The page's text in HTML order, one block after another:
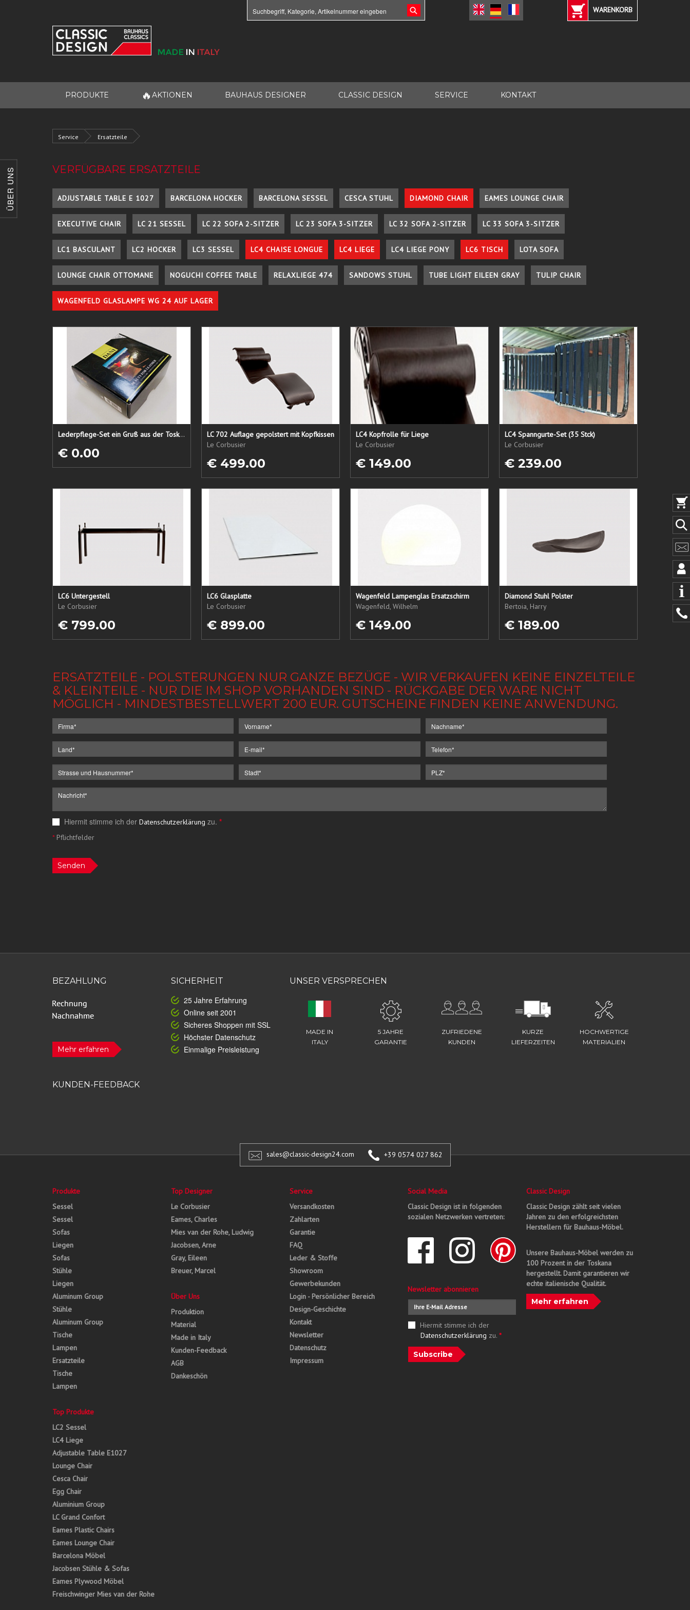
ÜBER UNS
WARENKORB
PRODUKTE 🔥 AKTIONEN BAUHAUS DESIGNER CLASSIC DESIGN SERVICE KONTAKT
Service Ersatzteile
VERFÜGBARE ERSATZTEILE
ADJUSTABLE TABLE E 1027 BARCELONA HOCKER BARCELONA SESSEL CESCA STUHL DIAMOND CHAIR EAMES LOUNGE CHAIR
EXECUTIVE CHAIR LC 21 SESSEL LC 22 SOFA 2-SITZER LC 23 SOFA 3-SITZER LC 32 SOFA 2-SITZER LC 33 SOFA 3-SITZER
LC1 BASCULANT LC2 HOCKER LC3 SESSEL LC4 CHAISE LONGUE LC4 LIEGE LC4 LIEGE PONY LC6 TISCH LOTA SOFA
LOUNGE CHAIR OTTOMANE NOGUCHI COFFEE TABLE RELAXLIEGE 474 SANDOWS STUHL TUBE LIGHT EILEEN GRAY TULIP CHAIR
WAGENFELD GLASLAMPE WG 24 AUF LAGER
Lederpflege-Set ein Gruß aus der Toskana...
€ 0.00
LC 702 Auflage gepolstert mit Kopfkissen
Le Corbusier
€ 499.00
LC4 Kopfrolle für Liege
Le Corbusier
€ 149.00
LC4 Spanngurte-Set (35 Stck)
Le Corbusier
€ 239.00
LC6 Untergestell
Le Corbusier
€ 799.00
LC6 Glasplatte
Le Corbusier
€ 899.00
Wagenfeld Lampenglas Ersatzschirm
Wagenfeld, Wilhelm
€ 149.00
Diamond Stuhl Polster
Bertoia, Harry
€ 189.00
ERSATZTEILE - POLSTERUNGEN NUR GANZE BEZÜGE - WIR VERKAUFEN KEINE EINZELTEILE
& KLEINTEILE - NUR DIE IM SHOP VORHANDEN SIND - RÜCKGABE DER WARE NICHT
MÖGLICH - MINDESTBESTELLWERT 200 EUR. GUTSCHEINE FINDEN KEINE ANWENDUNG.
Hiermit stimme ich der Datenschutzerklärung zu. *
*Pflichtfelder
Senden
BEZAHLUNG
Mehr erfahren
SICHERHEIT
25 Jahre Erfahrung
Online seit 2001
Sicheres Shoppen mit SSL
Höchster Datenschutz
Einmalige Preisleistung
UNSER VERSPRECHEN
MADE IN
ITALY
5 JAHRE
GARANTIE
ZUFRIEDENE
KUNDEN
KURZE
LIEFERZEITEN
HOCHWERTIGE
MATERIALIEN
KUNDEN-FEEDBACK
sales@classic-design24.com +39 0574 027 862
Produkte
Sessel
Sessel
Sofas
Liegen
Sofas
Stühle
Liegen
Aluminum Group
Stühle
Aluminum Group
Tische
Lampen
Ersatzteile
Tische
Lampen
Top Produkte
LC2 Sessel
LC4 Liege
Adjustable Table E1027
Lounge Chair
Cesca Chair
Egg Chair
Aluminium Group
LC Grand Confort
Eames Plastic Chairs
Eames Lounge Chair
Barcelona Möbel
Jacobsen Stühle & Sofas
Eames Plywood Möbel
Freischwinger Mies van der Rohe
Top Designer
Le Corbusier
Eames, Charles
Mies van der Rohe, Ludwig
Jacobsen, Arne
Gray, Eileen
Breuer, Marcel
Über Uns
Produktion
Material
Made in Italy
Kunden-Feedback
AGB
Dankeschön
Service
Versandkosten
Zahlarten
Garantie
FAQ
Leder & Stoffe
Showroom
Gewerbekunden
Login - Persönlicher Bereich
Design-Geschichte
Kontakt
Newsletter
Datenschutz
Impressum
Social Media
Classic Design ist in folgenden
sozialen Netzwerken vertreten:
Newsletter abonnieren
Hiermit stimme ich der
Datenschutzerklärung zu. *
Subscribe
Classic Design
Classic Design zählt seit vielen
Jahren zu den erfolgreichsten
Herstellern für Bauhaus-Möbel.
Unsere Bauhaus-Möbel werden zu
100 Prozent in der Toskana
hergestellt. Damit garantieren wir
echte italienische Qualität.
Mehr erfahren